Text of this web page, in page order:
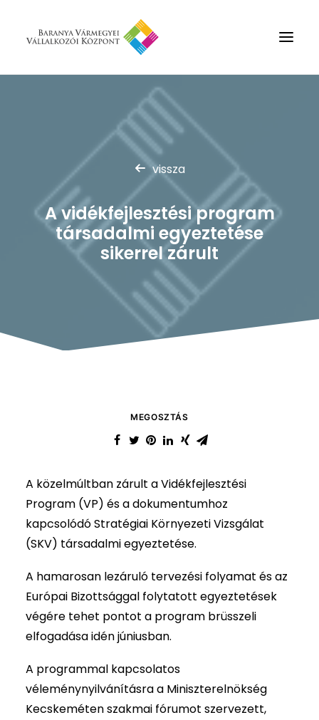
Rólunk
Szolgáltatások
Hírek
Partnerek
Kapcsolat
Keresés
vissza
A vidékfejlesztési program
társadalmi egyeztetése
sikerrel zárult
MEGOSZTÁS
A közelmúltban zárult a Vidékfejlesztési
Program (VP) és a dokumentumhoz
kapcsolódó Stratégiai Környezeti Vizsgálat
(SKV) társadalmi egyeztetése.
A hamarosan lezáruló tervezési folyamat és az
Európai Bizottsággal folytatott egyeztetések
végére tehet pontot a program brüsszeli
elfogadása idén júniusban.
A programmal kapcsolatos
véleménynyilvánításra a Miniszterelnökség
Kecskeméten szakmai fórumot szervezett,